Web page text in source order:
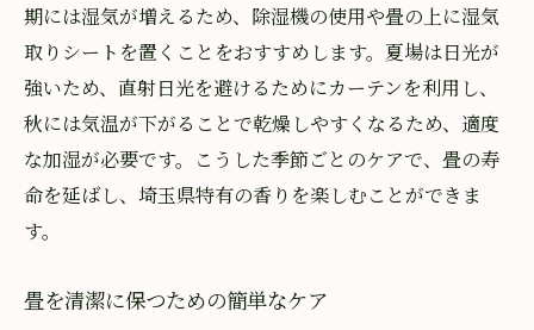
期には湿気が増えるため、除湿機の使用や畳の上に湿気
取りシートを置くことをおすすめします。夏場は日光が
強いため、直射日光を避けるためにカーテンを利用し、
秋には気温が下がることで乾燥しやすくなるため、適度
な加湿が必要です。こうした季節ごとのケアで、畳の寿
命を延ばし、埼玉県特有の香りを楽しむことができま
す。
畳を清潔に保つための簡単なケア